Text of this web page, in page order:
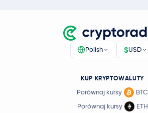
Polish $USD
KUP KRYPTOWALUTY
Porównaj kursy
BTC
Porównaj kursy
ETH